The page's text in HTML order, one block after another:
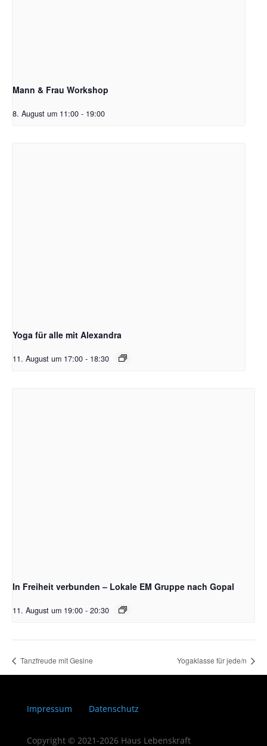
Mann & Frau Workshop
8. August um 11:00 - 19:00
Yoga für alle mit Alexandra
11. August um 17:00 - 18:30
In Freiheit verbunden – Lokale EM Gruppe nach Gopal
11. August um 19:00 - 20:30
Tanzfreude mit Gesine Yogaklasse für jede/n
Impressum Datenschutz
Copyright © 2021-2026 Haus Lebenskraft